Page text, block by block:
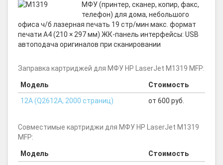
МФУ (принтер, сканер, копир, факс,
телефон) для дома, небольшого
офиса ч/б лазерная печать 19 стр/мин макс. формат
печати A4 (210 × 297 мм) ЖК-панель интерфейсы: USB
автоподача оригиналов при сканировании
Заправка картриджей для МФУ HP LaserJet M1319 MFP:
Модель
Стоимость
12A (Q2612A, 2000 страниц)
от 600 руб.
Совместимые картриджи для МФУ HP LaserJet M1319
MFP:
Модель
Стоимость